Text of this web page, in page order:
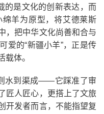
的是文化的创新表达，而
羊为原型，将艾德莱斯
，把中华文化尚善和合与
爱的“新疆小羊”，正是传
载体。
水到渠成——它踩准了审
匠人匠心，更搭上了文旅
开发者而言，不能指望复